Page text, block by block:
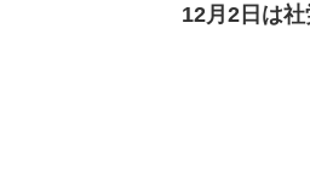
12月2日は社